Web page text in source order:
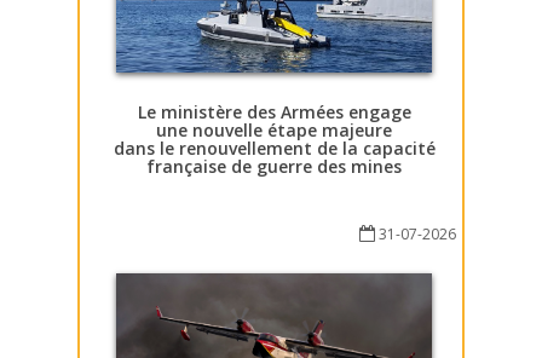
Le ministère des Armées engage
une nouvelle étape majeure
dans le renouvellement de la capacité
française de guerre des mines
31-07-2026